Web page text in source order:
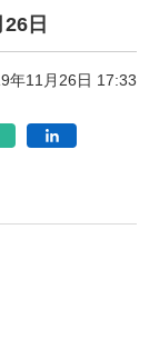
日
年11月26日 17:33